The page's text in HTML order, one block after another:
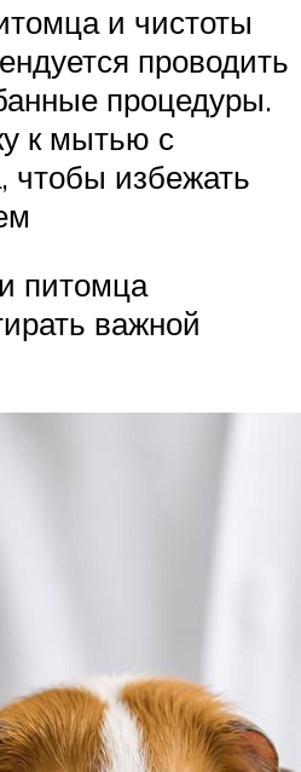
и чистоты
проводить
процедуры.
к мытью с
чтобы избежать
питомца
важной